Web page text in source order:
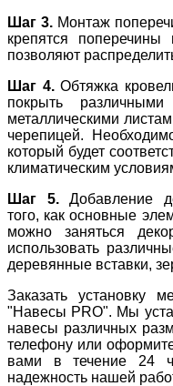
Шаг 3. Монтаж
крепятся
позволяют
Шаг 4.Обтяжка
покрыть
металлическими
черепицей.
который будет
климатическим
Шаг 5.Добавление
того, как основные
можно заняться
использовать
деревянные вставки,
Заказать установку
"Навесы PRO". Мы
навесы различных
телефону или
вами в течение 24
надежность нашей